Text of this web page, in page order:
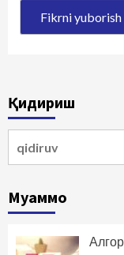
Қидириш
Муаммо